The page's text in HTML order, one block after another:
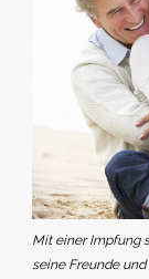
Mit einer Impfung
seine Freunde